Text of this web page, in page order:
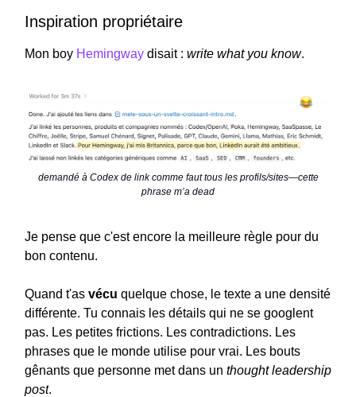
Inspiration propriétaire
Mon boy Hemingway disait : write what you know.
demandé à Codex de link comme faut tous les profils/sites—cette
phrase m’a dead
Je pense que c'est encore la meilleure règle pour du
bon contenu.
Quand t'as vécu quelque chose, le texte a une densité
différente. Tu connais les détails qui ne se googlent
pas. Les petites frictions. Les contradictions. Les
phrases que le monde utilise pour vrai. Les bouts
gênants que personne met dans un thought leadership
post.